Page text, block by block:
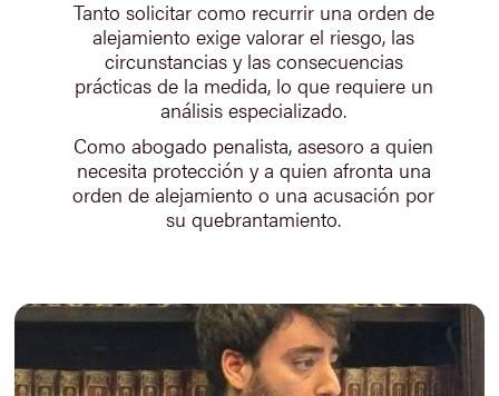
Tanto solicitar como recurrir una orden de
alejamiento exige valorar el riesgo, las
circunstancias y las consecuencias
prácticas de la medida, lo que requiere un
análisis especializado.
Como abogado penalista, asesoro a quien
necesita protección y a quien afronta una
orden de alejamiento o una acusación por
su quebrantamiento.